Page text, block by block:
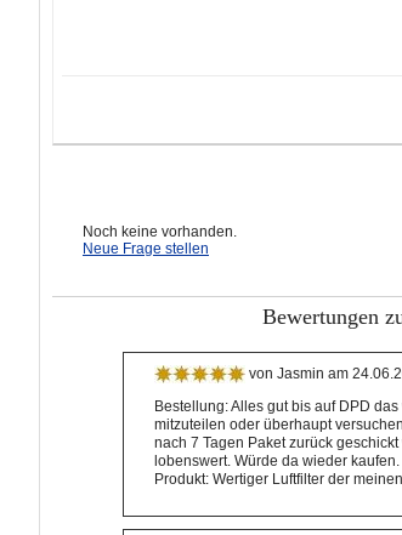
Noch keine vorhanden.
Neue Frage stellen
Bewertungen
von Jasmin am
Bestellung: Alles gut bis auf DPD
mitzuteilen oder überhaupt
nach 7 Tagen Paket zurück
lobenswert. Würde da wieder kaufen.
Produkt: Wertiger Luftfilter der